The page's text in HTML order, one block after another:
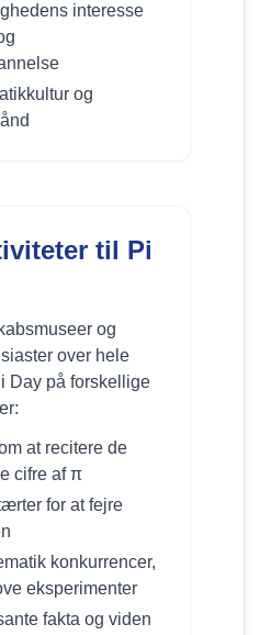
interesse
og
til Pi
og
over hele
Day på forskellige
at recitere de
cifre af π
for at fejre
konkurrencer,
eksperimenter
fakta og viden